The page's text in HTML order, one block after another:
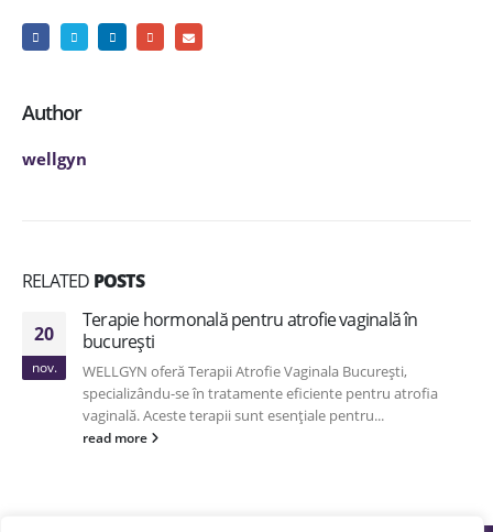
Author
wellgyn
RELATED POSTS
20
nov.
Terapie hormonală pentru atrofie vaginală în
bucurești
WELLGYN oferă Terapii Atrofie Vaginala București,
specializându-se în tratamente eficiente pentru atrofia
vaginală. Aceste terapii sunt esențiale pentru...
read more